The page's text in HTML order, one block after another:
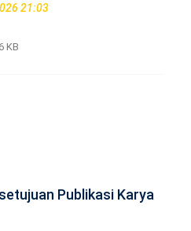
21:03
KB
Publikasi Karya